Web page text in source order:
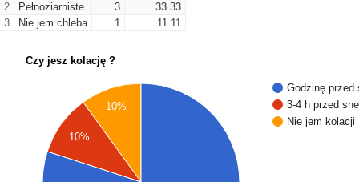
2
Pełnoziarniste 3
33.33
3
Nie jem chleba 1 11.11
Czy jesz kolację ?
Godzinę przed
3-4 h przed
Nie jem kolacji
10%
10%